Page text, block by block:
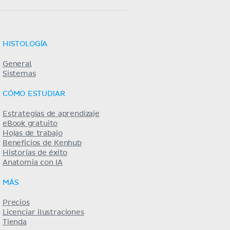
HISTOLOGÍA
General
Sistemas
CÓMO ESTUDIAR
Estrategias de aprendizaje
eBook gratuito
Hojas de trabajo
Beneficios de Kenhub
Historias de éxito
Anatomia con IA
MÁS
Precios
Licenciar ilustraciones
Tienda